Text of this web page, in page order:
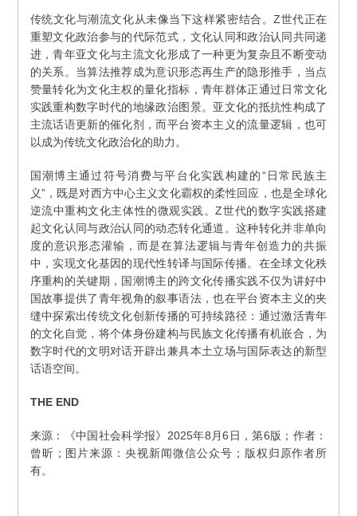
传统文化与潮流文化从未像当下这样紧密结合。Z世代正在
重塑文化政治参与的代际范式，文化认同和政治认同共同递
进，青年亚文化与主流文化形成了一种更为复杂且不断变动
的关系。当算法推荐成为意识形态再生产的隐形推手，当点
赞量转化为文化主权的量化指标，青年群体正通过日常文化
实践重构数字时代的地缘政治图景。亚文化的抵抗性构成了
主流话语更新的催化剂，而平台资本主义的流量逻辑，也可
以成为传统文化政治化的助力。
国潮博主通过符号消费与平台化实践构建的“日常民族主
义”，既是对西方中心主义文化霸权的柔性回应，也是全球化
逆流中重构文化主体性的微观实践。Z世代的数字实践搭建
起文化认同与政治认同的动态转化通道。这种转化并非单向
度的意识形态灌输，而是在算法逻辑与青年创造力的共振
中，实现文化基因的现代性转译与国际传播。在全球文化秩
序重构的关键期，国潮博主的跨文化传播实践不仅为讲好中
国故事提供了青年视角的叙事语法，也在平台资本主义的夹
缝中探索出传统文化创新传播的可持续路径：通过激活青年
的文化自觉，将个体身份建构与民族文化传播有机嵌合，为
数字时代的文明对话开辟出兼具本土立场与国际表达的新型
话语空间。
THE END
来源：《中国社会科学报》2025年8月6日，第6版；作者：
曾昕；图片来源：央视新闻微信公众号；版权归原作者所
有。